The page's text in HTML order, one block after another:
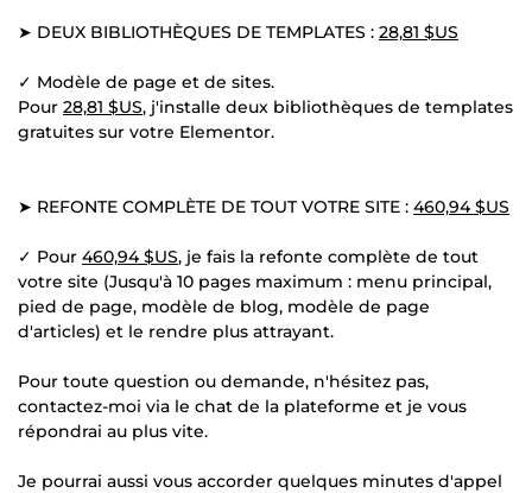
➤ DEUX BIBLIOTHÈQUES DE TEMPLATES : 28,81 $US
✓ Modèle de page et de sites.
Pour 28,81 $US, j'installe deux bibliothèques de templates
gratuites sur votre Elementor.
➤ REFONTE COMPLÈTE DE TOUT VOTRE SITE : 460,94 $US
✓ Pour 460,94 $US, je fais la refonte complète de tout
votre site (Jusqu'à 10 pages maximum : menu principal,
pied de page, modèle de blog, modèle de page
d'articles) et le rendre plus attrayant.
Pour toute question ou demande, n'hésitez pas,
contactez-moi via le chat de la plateforme et je vous
répondrai au plus vite.
Je pourrai aussi vous accorder quelques minutes d'appel